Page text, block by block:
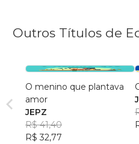
Outros Títulos de
O menino que plantava
amor
JEPZ
R$ 41,40
R$ 32,77